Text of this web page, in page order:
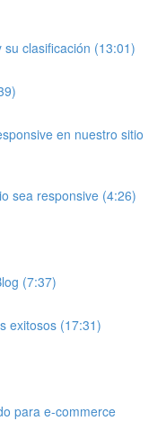
clasificación (13:01)
en nuestro sitio
sea responsive (4:26)
(7:37)
exitosos (17:31)
para e-commerce